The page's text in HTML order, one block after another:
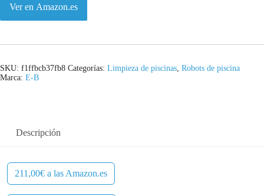
:
9
€
.
0
Ver en Amazon.es
SKU: f1ffbcb37fb8 Categorías: Limpieza de piscinas, Robots de piscina
Marca: E-B
Descripción
211,00€ a las Amazon.es